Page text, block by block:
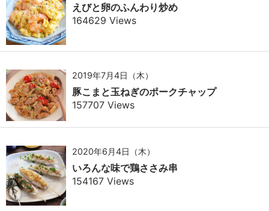
えびと卵のふんわり炒め
164629 Views
2019年7月4日（木）
豚こまと玉ねぎのポークチャップ
157707 Views
2020年6月4日（木）
いろんな味で鶏ささみ串
154167 Views